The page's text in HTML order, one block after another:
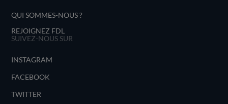
QUI SOMMES-NOUS ?
REJOIGNEZ FDL
SUIVEZ-NOUS SUR
INSTAGRAM
FACEBOOK
TWITTER